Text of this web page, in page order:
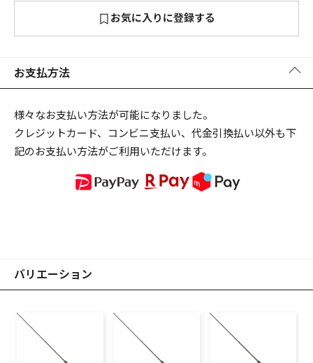
お気に入りに登録する
お支払方法
様々なお支払い方法が可能になりました。
クレジットカード、コンビニ支払い、代金引換払い以外も下
記のお支払い方法がご利用いただけます。
バリエーション